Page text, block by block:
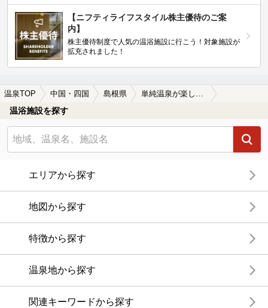
【ニフティライフスタイル株主優待のご案
内】
株主優待制度で人気の温浴施設に行こう！対象施設が
拡充されました！
温泉TOP 中国・四国 島根県 単純温泉が楽しめる島根県の温泉、日帰り温泉、スーパー銭湯おすすめ
温浴施設を探す
エリアから探す
地図から探す
特徴から探す
温泉地から探す
関連キーワードから探す